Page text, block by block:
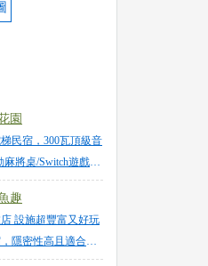
園
民宿，300瓦頂級音
將桌/Switch遊戲機
施，20人平價包棟
趣
設施超豐富又好玩
隱密性高且適合朋
旅遊